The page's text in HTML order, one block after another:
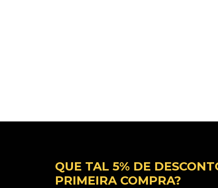
QUE TAL 5% DE
PRIMEIRA COMPRA?